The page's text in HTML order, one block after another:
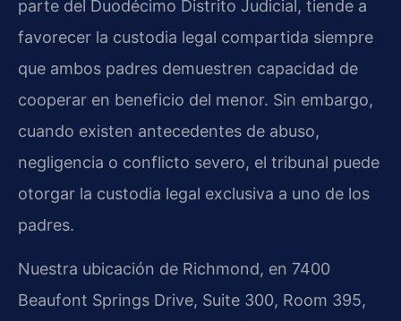
parte del Duodécimo Distrito Judicial, tiende a
favorecer la custodia legal compartida siempre
que ambos padres demuestren capacidad de
cooperar en beneficio del menor. Sin embargo,
cuando existen antecedentes de abuso,
negligencia o conflicto severo, el tribunal puede
otorgar la custodia legal exclusiva a uno de los
padres.
Nuestra ubicación de Richmond, en 7400
Beaufont Springs Drive, Suite 300, Room 395,